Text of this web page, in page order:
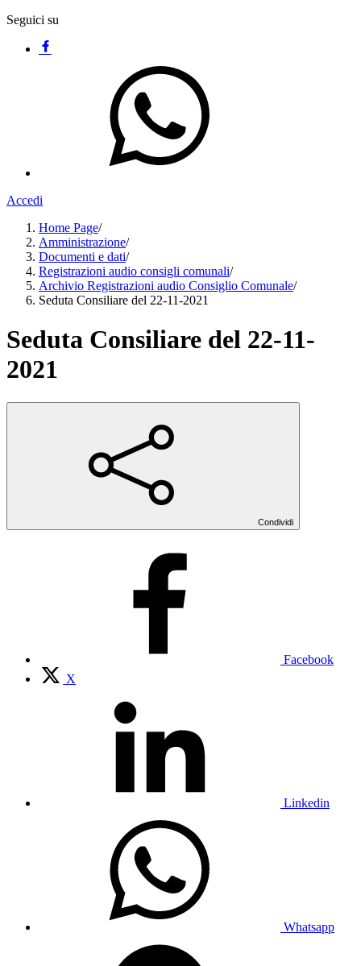
Seguici su
Accedi
Home Page/
Amministrazione/
Documenti e dati/
Registrazioni audio consigli comunali/
Archivio Registrazioni audio Consiglio Comunale/
Seduta Consiliare del 22-11-2021
Seduta Consiliare del 22-11-
2021
Condividi
Facebook
X
Linkedin
Whatsapp